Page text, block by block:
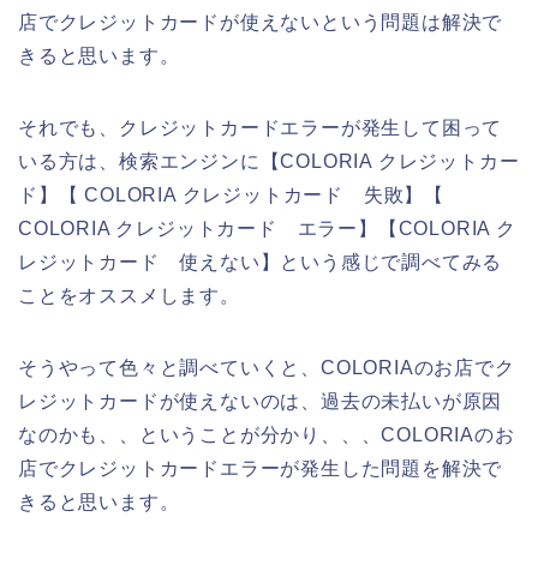
店でクレジットカードが使えないという問題は解決で
きると思います。
それでも、クレジットカードエラーが発生して困って
いる方は、検索エンジンに【COLORIA クレジットカー
ド】【 COLORIA クレジットカード 失敗】【
COLORIA クレジットカード エラー】【COLORIA ク
レジットカード 使えない】という感じで調べてみる
ことをオススメします。
そうやって色々と調べていくと、COLORIAのお店でク
レジットカードが使えないのは、過去の未払いが原因
なのかも、、ということが分かり、、、COLORIAのお
店でクレジットカードエラーが発生した問題を解決で
きると思います。